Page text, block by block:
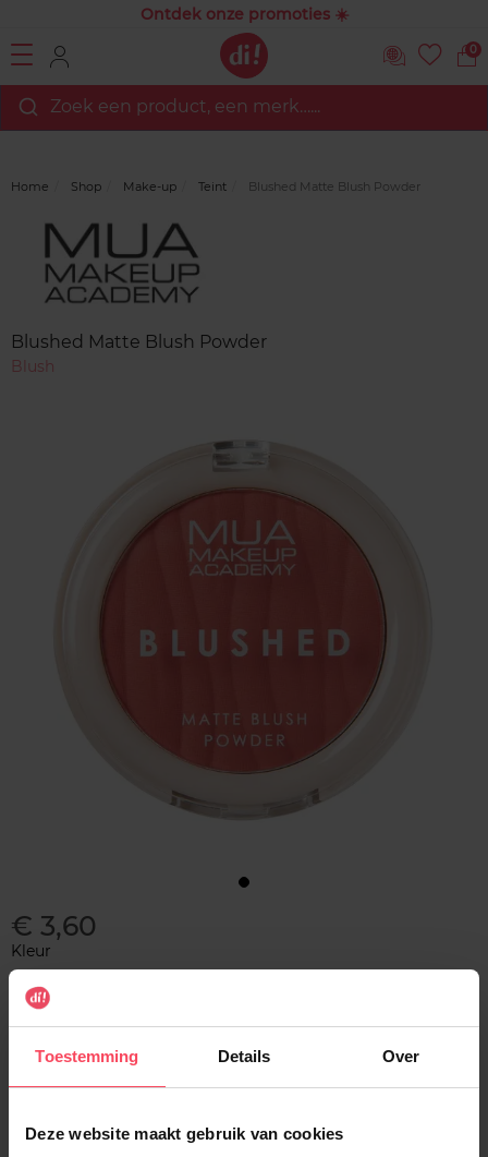
Toestemming Details Over
Deze website maakt gebruik van cookies
Ontdek onze promoties ☀️
0
Zoek een product, een merk…...
Home Shop Make-up Teint Blushed Matte Blush Powder
Merk
Blushed Matte Blush Powder
Blush
€ 3,60
Kleur
Dusky
Rose